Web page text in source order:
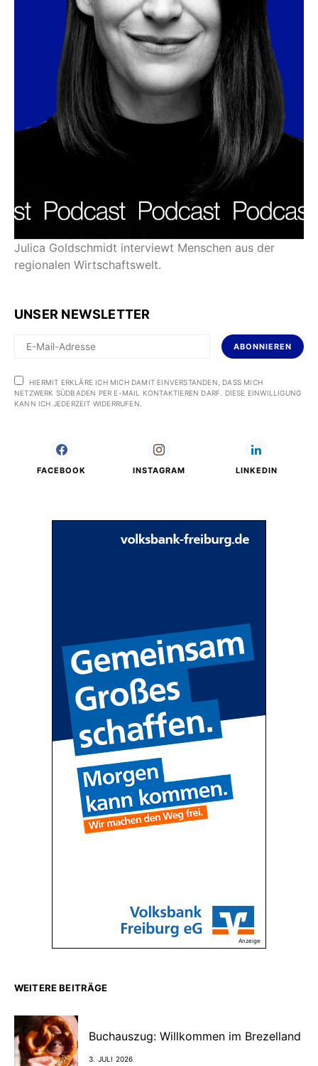
Julica Goldschmidt interviewt Menschen aus der
regionalen Wirtschaftswelt.
UNSER NEWSLETTER
ABONNIEREN
HIERMIT ERKLÄRE ICH MICH DAMIT EINVERSTANDEN, DASS MICH
NETZWERK SÜDBADEN PER E-MAIL KONTAKTIEREN DARF. DIESE EINWILLIGUNG
KANN ICH JEDERZEIT WIDERRUFEN.
FACEBOOK INSTAGRAM LINKEDIN
Anzeige
WEITERE BEITRÄGE
Buchauszug: Willkommen im Brezelland
3. JULI 2026